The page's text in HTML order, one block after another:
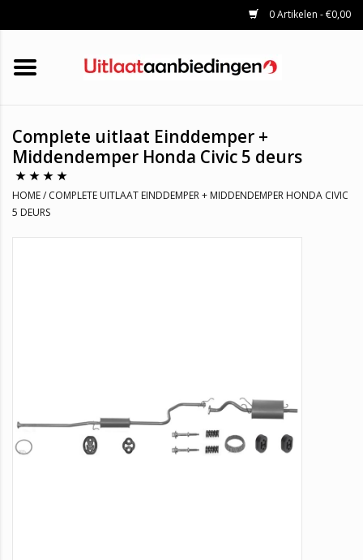
0 Artikelen - €0,00
HOME
KATALYSATOREN
UNIVERSELE UITLAATDELEN
MERKEN
Complete uitlaat Einddemper +
Middendemper Honda Civic 5 deurs
HOME/ COMPLETE UITLAAT EINDDEMPER + MIDDENDEMPER HONDA CIVIC
5 DEURS